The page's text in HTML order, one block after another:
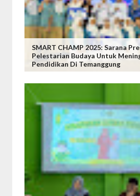
SMART CHAMP 2025: Sarana
Pelestarian Budaya Untuk
Pendidikan Di Temanggung